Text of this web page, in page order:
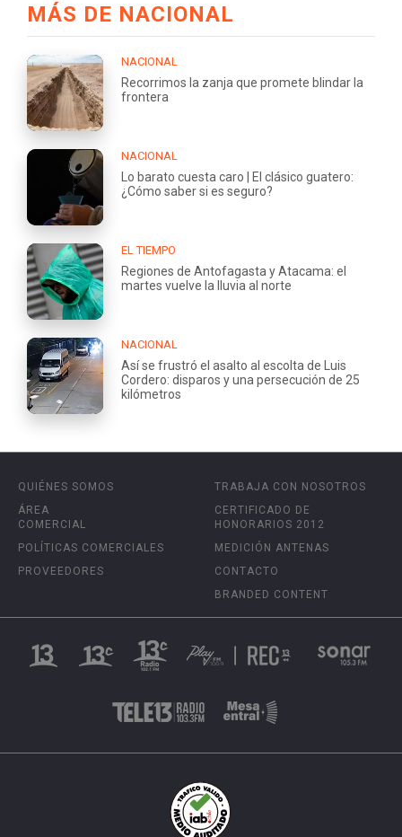
MÁS DE NACIONAL
NACIONAL
Recorrimos la zanja que promete blindar la
frontera
NACIONAL
Lo barato cuesta caro | El clásico guatero:
¿Cómo saber si es seguro?
EL TIEMPO
Regiones de Antofagasta y Atacama: el
martes vuelve la lluvia al norte
NACIONAL
Así se frustró el asalto al escolta de Luis
Cordero: disparos y una persecución de 25
kilómetros
QUIÉNES SOMOS
ÁREA
COMERCIAL
POLÍTICAS COMERCIALES
PROVEEDORES
TRABAJA CON NOSOTROS
CERTIFICADO DE
HONORARIOS 2012
MEDICIÓN ANTENAS
CONTACTO
BRANDED CONTENT